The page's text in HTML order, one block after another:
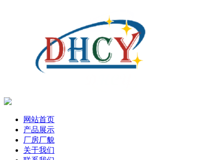
网站首页
产品展示
厂房厂貌
关于我们